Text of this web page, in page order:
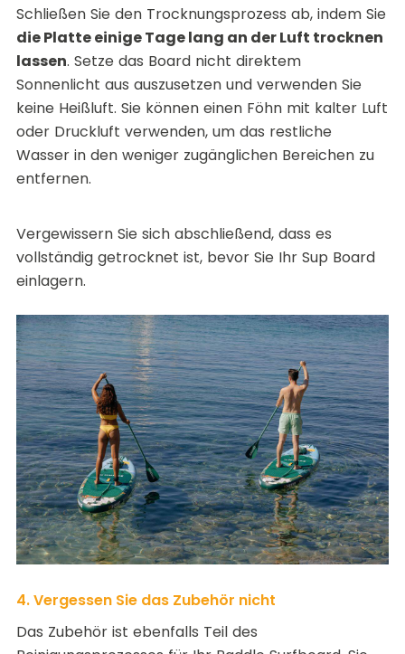
Schließen Sie den Trocknungsprozess ab, indem Sie
die Platte einige Tage lang an der Luft trocknen
lassen. Setze das Board nicht direktem
Sonnenlicht aus auszusetzen und verwenden Sie
keine Heißluft. Sie können einen Föhn mit kalter Luft
oder Druckluft verwenden, um das restliche
Wasser in den weniger zugänglichen Bereichen zu
entfernen.
Vergewissern Sie sich abschließend, dass es
vollständig getrocknet ist, bevor Sie Ihr Sup Board
einlagern.
4. Vergessen Sie das Zubehör nicht
Das Zubehörist ebenfalls Teil des